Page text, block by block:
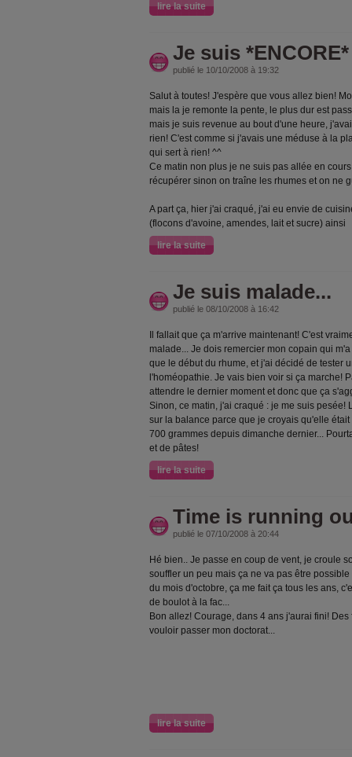
lire la suite
Je suis
publié le 10/10/2008 à 19:32
Salut à toutes! J'espère que vous allez bien!
mais la je remonte la pente, le plus dur est
mais je suis revenue au bout d'une heure,
rien! C'est comme si j'avais une méduse à la
qui sert à rien! ^^
Ce matin non plus je ne suis pas allée en
récupérer sinon on traîne les rhumes et on ne
A part ça, hier j'ai craqué, j'ai eu envie de
(flocons d'avoine, amendes, lait et sucre) ainsi
lire la suite
Je suis malade...
publié le 08/10/2008 à 16:42
Il fallait que ça m'arrive maintenant! C'est
malade... Je dois remercier mon copain qui
que le début du rhume, et j'ai décidé de tester
l'homéopathie. Je vais bien voir si ça marche!
attendre le dernier moment et donc que ça
Sinon, ce matin, j'ai craqué : je me suis pesée!
sur la balance parce que je croyais qu'elle
700 grammes depuis dimanche dernier...
et de pâtes!
lire la suite
Time is running
publié le 07/10/2008 à 20:44
Hé bien.. Je passe en coup de vent, je croule
souffler un peu mais ça ne va pas être
du mois d'octobre, ça me fait ça tous les ans,
de boulot à la fac...
Bon allez! Courage, dans 4 ans j'aurai fini!
vouloir passer mon doctorat...
lire la suite